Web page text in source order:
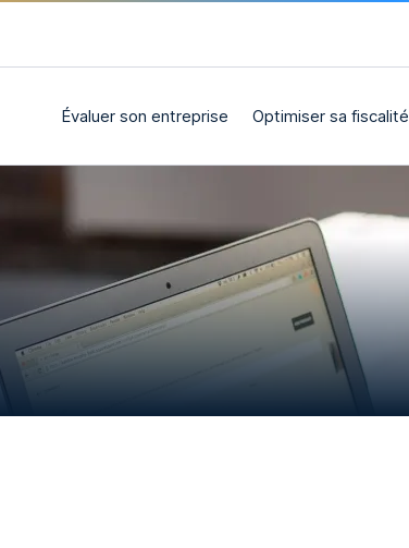
Évaluer son entreprise Optimiser sa fiscalité